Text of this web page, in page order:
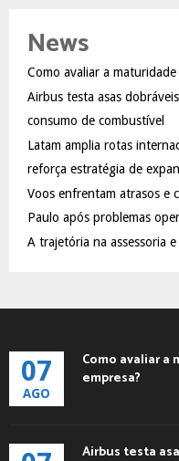
h
o
r
:
News
Como avaliar a
Airbus testa asas
consumo de combustível
Latam amplia rotas
reforça estratégia de
Voos enfrentam atrasos e
Paulo após problemas
A trajetória na assessoria
07
AGO
Como avaliar
empresa?
Airbus testa